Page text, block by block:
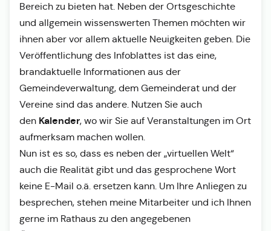
Bereich zu bieten hat. Neben der Ortsgeschichte
und allgemein wissenswerten Themen möchten wir
ihnen aber vor allem aktuelle Neuigkeiten geben. Die
Veröffentlichung des Infoblattes ist das eine,
brandaktuelle Informationen aus der
Gemeindeverwaltung, dem Gemeinderat und der
Vereine sind das andere. Nutzen Sie auch
den Kalender, wo wir Sie auf Veranstaltungen im Ort
aufmerksam machen wollen.
Nun ist es so, dass es neben der „virtuellen Welt“
auch die Realität gibt und das gesprochene Wort
keine E-Mail o.ä. ersetzen kann. Um Ihre Anliegen zu
besprechen, stehen meine Mitarbeiter und ich Ihnen
gerne im Rathaus zu den angegebenen